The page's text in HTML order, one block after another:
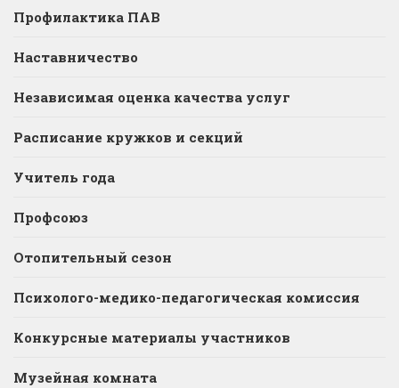
Профилактика ПАВ
Наставничество
Независимая оценка качества услуг
Расписание кружков и секций
Учитель года
Профсоюз
Отопительный сезон
Психолого-медико-педагогическая комиссия
Конкурсные материалы участников
Музейная комната